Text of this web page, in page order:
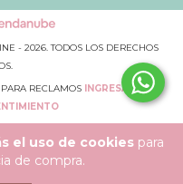
el uso de cookiespara
de compra.
- 2026. TODOS LOS DERECHOS
RECLAMOS INGRESÁ ACÁ.